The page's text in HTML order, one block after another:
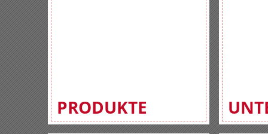
PRODUKTE